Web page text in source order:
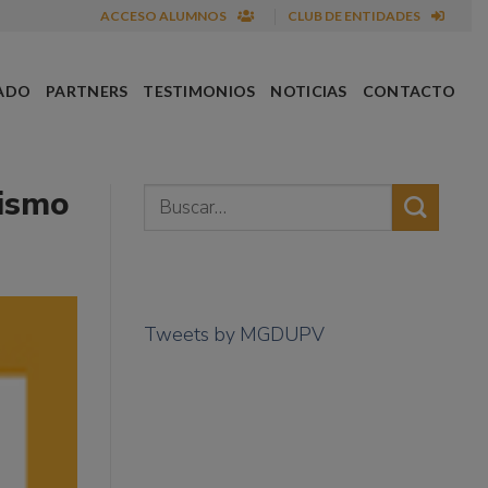
ACCESO ALUMNOS CLUB DE ENTIDADES
PARTNERS TESTIMONIOS NOTICIAS CONTACTO
Tweets by MGDUPV